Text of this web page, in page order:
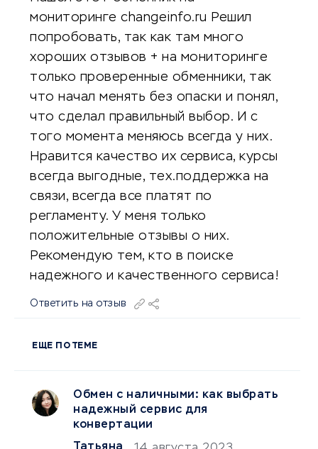
мониторинге changeinfo.ru Решил
попробовать, так как там много
хороших отзывов + на мониторинге
только проверенные обменники, так
что начал менять без опаски и понял,
что сделал правильный выбор. И с
того момента меняюсь всегда у них.
Нравится качество их сервиса, курсы
всегда выгодные, тех.поддержка на
связи, всегда все платят по
регламенту. У меня только
положительные отзывы о них.
Рекомендую тем, кто в поиске
надежного и качественного сервиса!
Ответить на отзыв
ЕЩЕ ПО ТЕМЕ
Обмен с наличными: как выбрать
надежный сервис для
конвертации